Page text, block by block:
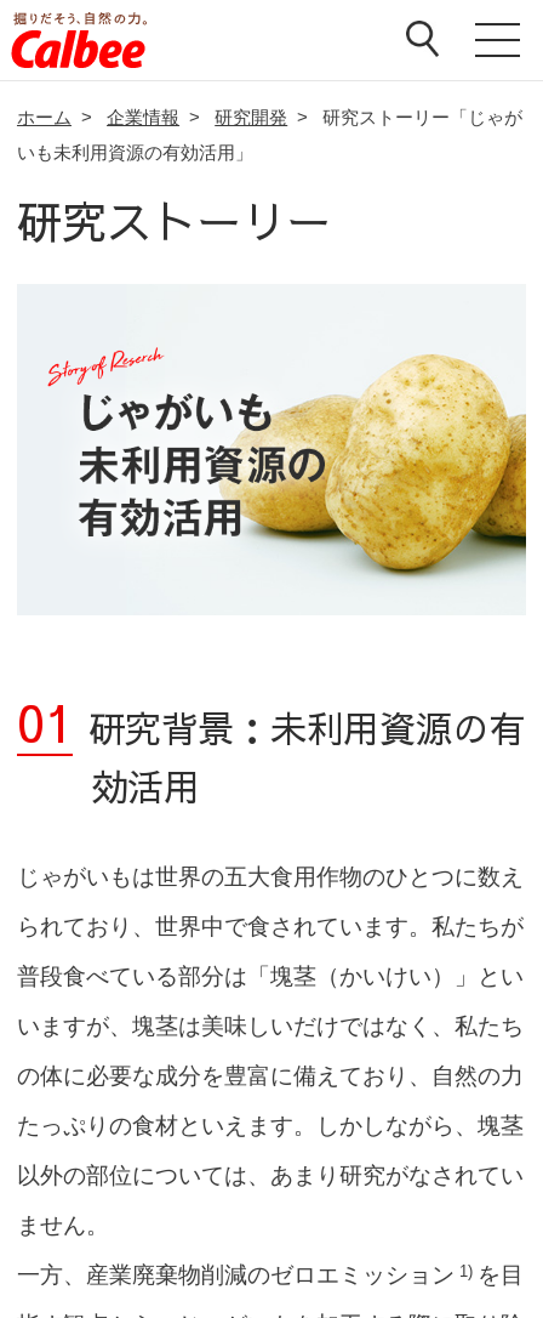
ホーム > 企業情報 > 研究開発 >
研究ストーリー「じゃが
いも未利用資源の有効活用」
研究ストーリー
01 研究背景：未利用資源の有
効活用
じゃがいもは世界の五大食用作物のひとつに数え
られており、世界中で食されています。私たちが
普段食べている部分は「塊茎（かいけい）」とい
いますが、塊茎は美味しいだけではなく、私たち
の体に必要な成分を豊富に備えており、自然の力
たっぷりの食材といえます。しかしながら、塊茎
以外の部位については、あまり研究がなされてい
ません。
一方、産業廃棄物削減のゼロエミッション 1) を目